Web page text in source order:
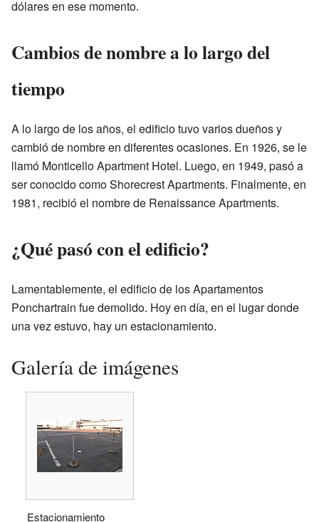
dólares en ese momento.
Cambios de nombre a lo largo del
tiempo
A lo largo de los años, el edificio tuvo varios dueños y
cambió de nombre en diferentes ocasiones. En 1926, se le
llamó Monticello Apartment Hotel. Luego, en 1949, pasó a
ser conocido como Shorecrest Apartments. Finalmente, en
1981, recibió el nombre de Renaissance Apartments.
¿Qué pasó con el edificio?
Lamentablemente, el edificio de los Apartamentos
Ponchartrain fue demolido. Hoy en día, en el lugar donde
una vez estuvo, hay un estacionamiento.
Galería de imágenes
Estacionamiento